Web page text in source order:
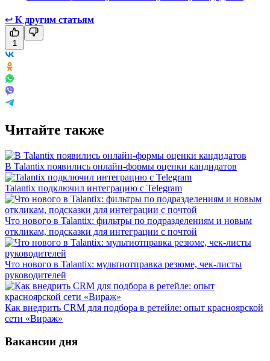
↩ К другим статьям
1
Читайте также
В Talantix появились онлайн-формы оценки кандидатов
Talantix подключил интеграцию с Telegram
Что нового в Talantix: фильтры по подразделениям и новым
откликам, подсказки для интеграции с почтой
Что нового в Talantix: мультиотправка резюме, чек-листы
руководителей
Как внедрить CRM для подбора в ретейле: опыт красноярской
сети «Вираж»
Вакансии дня